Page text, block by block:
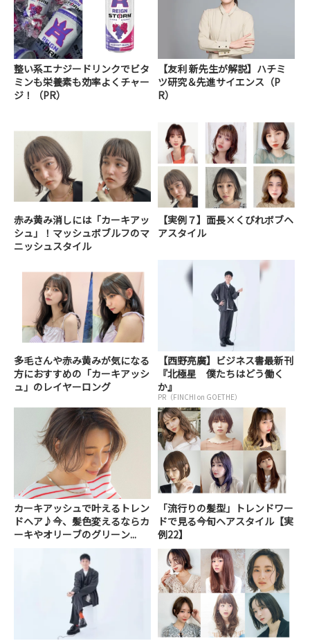
整い系エナジードリンクでビタ
ミンも栄養素も効率よくチャー
ジ！（PR）
【友利 新先生が解説】ハチミ
ツ研究＆先進サイエンス（P
R）
赤み黄み消しには「カーキアッ
シュ」！マッシュボブルフのマ
ニッシュスタイル
【実例７】面長×くびれボブヘ
アスタイル
多毛さんや赤み黄みが気になる
方におすすめの「カーキアッシ
ュ」のレイヤーロング
【西野亮廣】ビジネス書最新刊
『北極星 僕たちはどう働く
か』
PR（FINCHI on GOETHE）
カーキアッシュで叶えるトレン
ドヘア♪今、髪色変えるならカ
ーキやオリーブのグリーン...
「流行りの髪型」トレンドワー
ドで見る今旬ヘアスタイル【実
例22】